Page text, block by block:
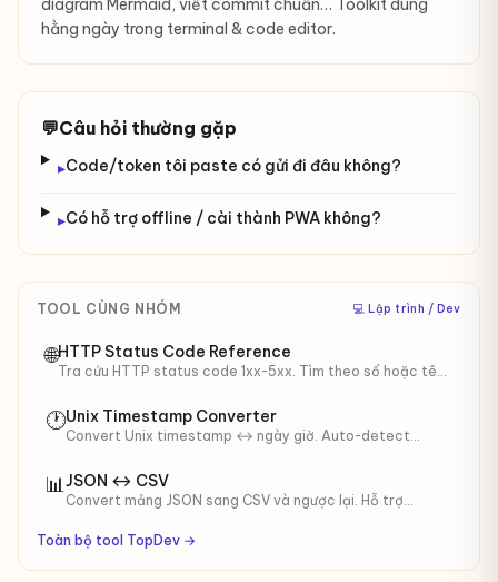
diagram Mermaid, viết commit chuẩn… Toolkit dùng
hằng ngày trong terminal & code editor.
💬Câu hỏi thường gặp
▸Code/token tôi paste có gửi đi đâu không?
▸Có hỗ trợ offline / cài thành PWA không?
TOOL CÙNG NHÓM ‍💻 Lập trình / Dev
🌐HTTP Status Code Reference
Tra cứu HTTP status code 1xx-5xx. Tìm theo số hoặc tên,
🕐Unix Timestamp Converter
Convert Unix timestamp ↔ ngày giờ. Auto-detect
📊JSON ↔ CSV
Convert mảng JSON sang CSV và ngược lại. Hỗ trợ
Toàn bộ tool TopDev →